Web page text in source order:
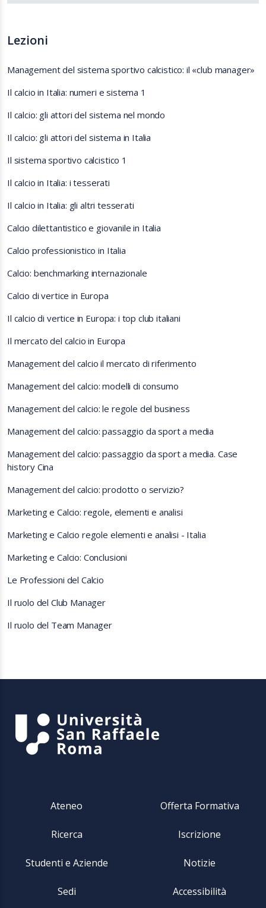
Lezioni
Management del sistema sportivo calcistico: il «club manager»
Il calcio in Italia: numeri e sistema 1
Il calcio: gli attori del sistema nel mondo
Il calcio: gli attori del sistema in Italia
Il sistema sportivo calcistico 1
Il calcio in Italia: i tesserati
Il calcio in Italia: gli altri tesserati
Calcio dilettantistico e giovanile in Italia
Calcio professionistico in Italia
Calcio: benchmarking internazionale
Calcio di vertice in Europa
Il calcio di vertice in Europa: i top club italiani
Il mercato del calcio in Europa
Management del calcio il mercato di riferimento
Management del calcio: modelli di consumo
Management del calcio: le regole del business
Management del calcio: passaggio da sport a media
Management del calcio: passaggio da sport a media. Case
history Cina
Management del calcio: prodotto o servizio?
Marketing e Calcio: regole, elementi e analisi
Marketing e Calcio regole elementi e analisi - Italia
Marketing e Calcio: Conclusioni
Le Professioni del Calcio
Il ruolo del Club Manager
Il ruolo del Team Manager
Ateneo Offerta Formativa
Ricerca Iscrizione
Studenti e Aziende Notizie
Sedi Accessibilità